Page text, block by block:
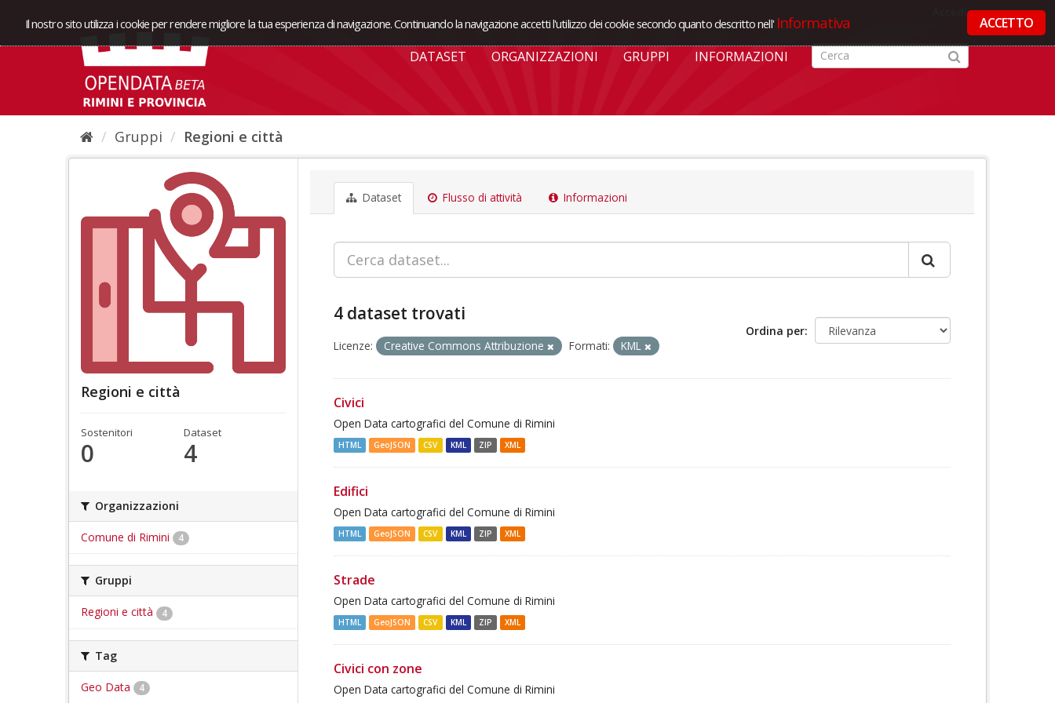
Il nostro sito utilizza i cookie per rendere migliore la tua esperienza di navigazione. Continuando la navigazione accetti l'utilizzo dei cookie secondo quanto descritto nell' Informativa ACCETTO
DATASET ORGANIZZAZIONI GRUPPI INFORMAZIONI
Gruppi Regioni e città
Regioni e città
Sostenitori
0
Dataset
4
Organizzazioni
Comune di Rimini 4
Gruppi
Regioni e città 4
Tag
Geo Data 4
Dataset Flusso di attività Informazioni
Ordina per
4 dataset trovati
Licenze: Creative Commons Attribuzione Formati: KML
Civici
Open Data cartografici del Comune di Rimini
HTML GeoJSON CSV KML ZIP XML
Edifici
Open Data cartografici del Comune di Rimini
HTML GeoJSON CSV KML ZIP XML
Strade
Open Data cartografici del Comune di Rimini
HTML GeoJSON CSV KML ZIP XML
Civici con zone
Open Data cartografici del Comune di Rimini